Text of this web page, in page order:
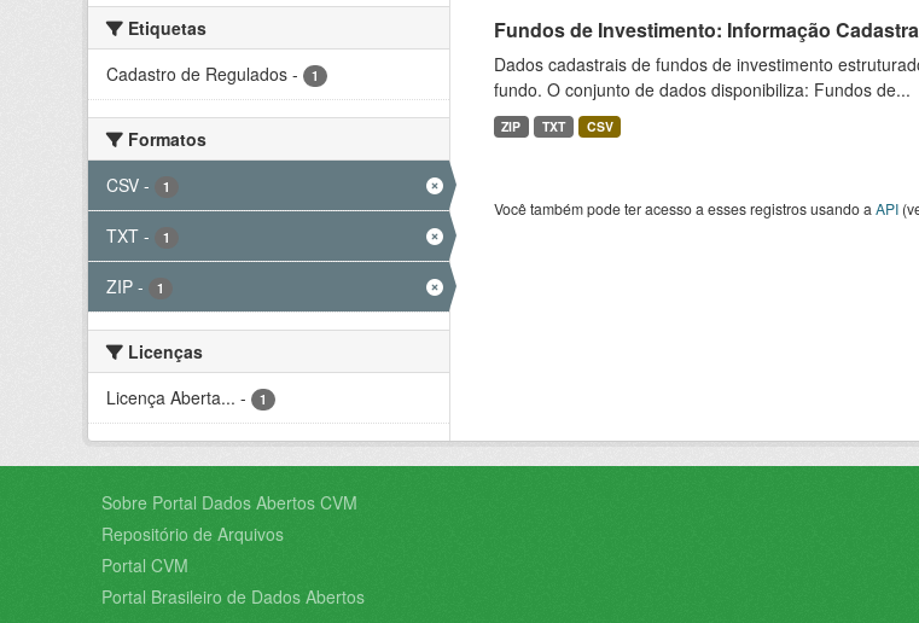
Etiquetas
Cadastro de Regulados - 1
Formatos
CSV - 1
TXT - 1
ZIP - 1
Licenças
Licença Aberta... - 1
Fundos de Investimento: Informação
Dados cadastrais de fundos de investimento
fundo. O conjunto de dados disponibiliza: Fundos de...
ZIP TXT CSV
Você também pode ter acesso a esses registros usando a API
Sobre Portal Dados Abertos CVM
Repositório de Arquivos
Portal CVM
Portal Brasileiro de Dados Abertos